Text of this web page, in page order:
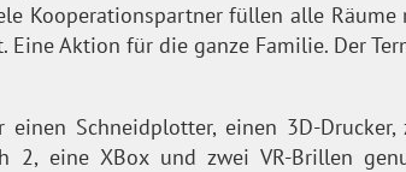
Kooperationspartner füllen alle
Aktion für die ganze Familie. Der
Schneidplotter, einen 3D-Drucker,
2, eine XBox und zwei VR-Brillen